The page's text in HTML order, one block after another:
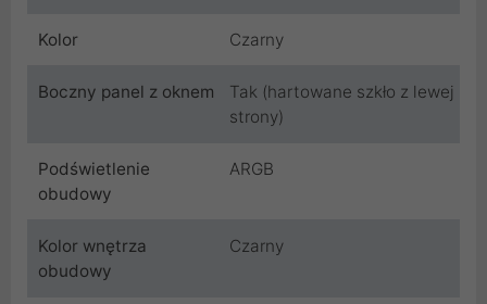
Kolor Czarny
Boczny panel z oknem
Tak (hartowane szkło z lewej
strony)
Podświetlenie
obudowy
ARGB
Kolor wnętrza
obudowy
Czarny